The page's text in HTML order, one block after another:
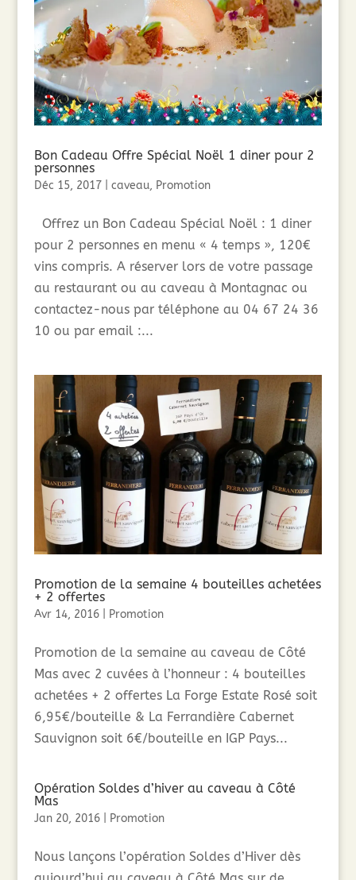
Bon Cadeau Offre Spécial Noël 1 diner pour 2
personnes
Déc 15, 2017| caveau, Promotion
Offrez un Bon Cadeau Spécial Noël : 1 diner
pour 2 personnes en menu « 4 temps », 120€
vins compris. A réserver lors de votre passage
au restaurant ou au caveau à Montagnac ou
contactez-nous par téléphone au 04 67 24 36
10 ou par email :...
Promotion de la semaine 4 bouteilles achetées
+ 2 offertes
Avr 14, 2016| Promotion
Promotion de la semaine au caveau de Côté
Mas avec 2 cuvées à l’honneur : 4 bouteilles
achetées + 2 offertes La Forge Estate Rosé soit
6,95€/bouteille & La Ferrandière Cabernet
Sauvignon soit 6€/bouteille en IGP Pays...
Opération Soldes d’hiver au caveau à Côté
Mas
Jan 20, 2016| Promotion
Nous lançons l’opération Soldes d’Hiver dès